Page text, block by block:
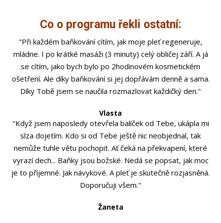
Co o programu řekli ostatní:
"Při každém baňkování cítím, jak moje pleť regeneruje,
mládne. I po krátké masáži (3 minuty) celý obličej září. A já
se cítím, jako bych bylo po 2hodinovém kosmetickém
ošetření. Ale díky baňkování si jej dopřávám denně a sama.
Díky Tobě jsem se naučila rozmazlovat každičký den."
Vlasta
"Když jsem naposledy otevřela balíček od Tebe, ukápla mi
slza dojetím. Kdo si od Tebe ještě nic neobjednal, tak
nemůže tuhle větu pochopit. Ať čeká na překvapení, které
vyrazí dech... Baňky jsou božské. Nedá se popsat, jak moc
je to příjemné. Jak návykové. A pleť je skutečně rozjasněná.
Doporučuji všem."
Žaneta